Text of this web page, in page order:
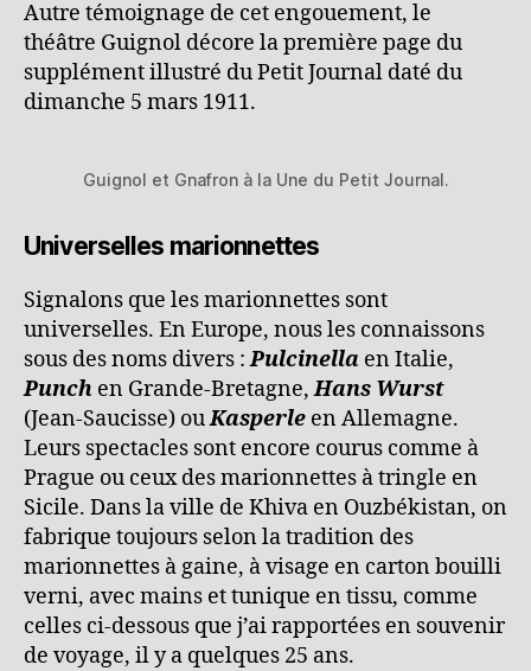
Autre témoignage de cet engouement, le
théâtre Guignol décore la première page du
supplément illustré du Petit Journal daté du
dimanche 5 mars 1911.
Guignol et Gnafron à la Une du Petit Journal.
Universelles marionnettes
Signalons que les marionnettes sont
universelles. En Europe, nous les connaissons
sous des noms divers :Pulcinella en Italie,
Punch en Grande-Bretagne,Hans Wurst
(Jean-Saucisse) ouKasperle en Allemagne.
Leurs spectacles sont encore courus comme à
Prague ou ceux des marionnettes à tringle en
Sicile. Dans la ville de Khiva en Ouzbékistan, on
fabrique toujours selon la tradition des
marionnettes à gaine, à visage en carton bouilli
verni, avec mains et tunique en tissu, comme
celles ci-dessous que j’ai rapportées en souvenir
de voyage, il y a quelques 25 ans.